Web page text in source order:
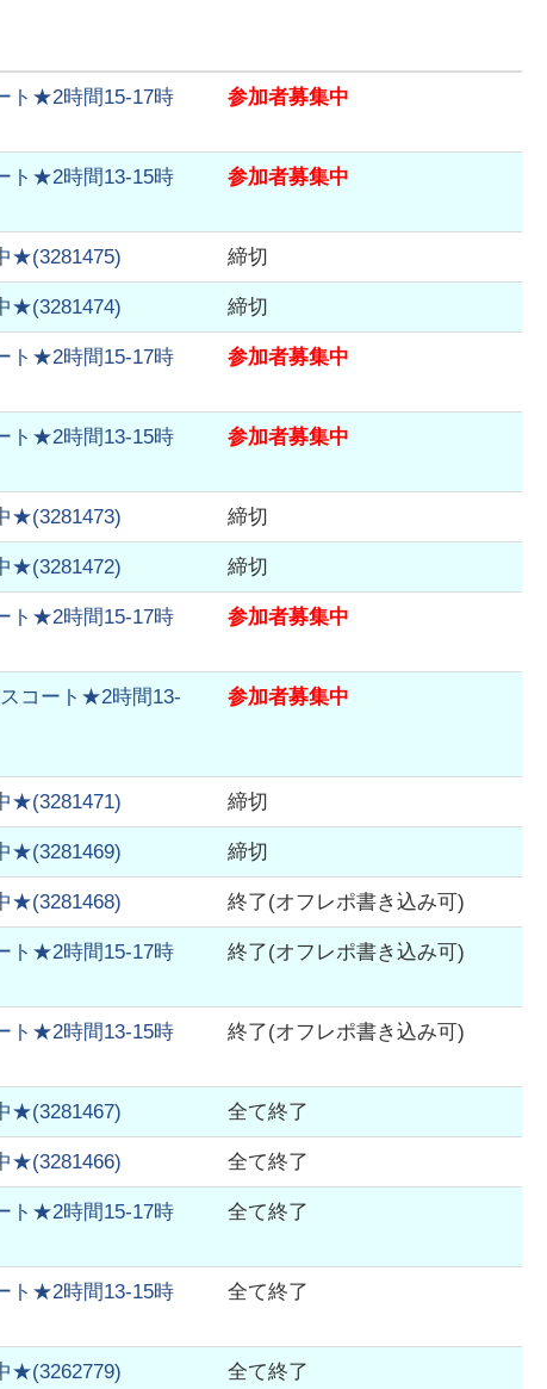
ト★2時間15-17時
参加者募集中
ト★2時間13-15時
参加者募集中
★(3281475) 締切
★(3281474) 締切
ト★2時間15-17時
参加者募集中
ト★2時間13-15時
参加者募集中
★(3281473) 締切
★(3281472) 締切
ト★2時間15-17時
参加者募集中
コート★2時間13-
参加者募集中
★(3281471) 締切
★(3281469) 締切
★(3281468) 終了(オフレポ書き込み可)
ト★2時間15-17時
終了(オフレポ書き込み可)
ト★2時間13-15時
終了(オフレポ書き込み可)
★(3281467) 全て終了
★(3281466) 全て終了
ト★2時間15-17時
全て終了
ト★2時間13-15時
全て終了
★(3262779) 全て終了